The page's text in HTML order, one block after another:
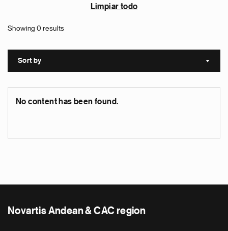
Limpiar todo
Showing 0 results
Sort by Sort
No content has been found.
Novartis Andean & CAC region